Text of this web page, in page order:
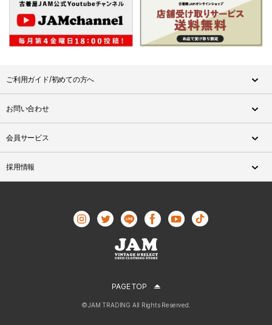
ご利用ガイド/初めての方へ
お問い合わせ
会員サービス
採用情報
PAGE TOP
©JAM TRADING All Rights Reserved.